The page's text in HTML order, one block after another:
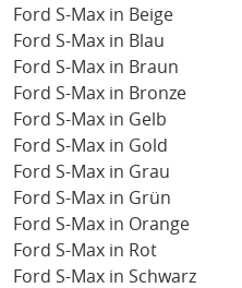
Ford S-Max in Beige
Ford S-Max in Blau
Ford S-Max in Braun
Ford S-Max in Bronze
Ford S-Max in Gelb
Ford S-Max in Gold
Ford S-Max in Grau
Ford S-Max in Grün
Ford S-Max in Orange
Ford S-Max in Rot
Ford S-Max in Schwarz